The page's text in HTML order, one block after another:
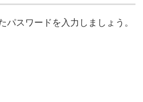
パスワードを入力しましょう。